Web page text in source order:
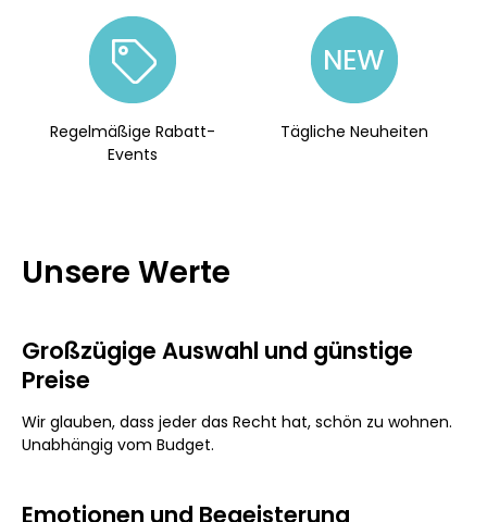
Regelmäßige Rabatt-
Events
Tägliche Neuheiten
Unsere Werte
Großzügige Auswahl und günstige
Preise
Wir glauben, dass jeder das Recht hat, schön zu wohnen.
Unabhängig vom Budget.
Emotionen und Begeisterung